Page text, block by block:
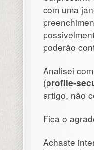
com uma
poderão
Analisei
(profile-
artigo, não
Fica o
Achaste